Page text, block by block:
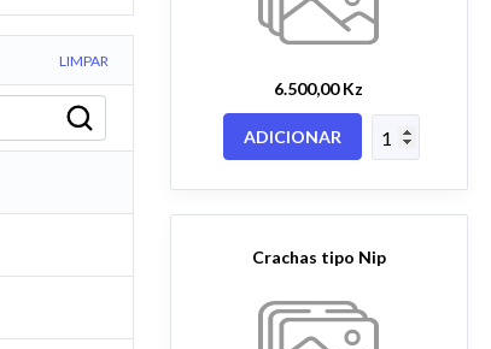
LIMPAR
6.500,00 Kz
ADICIONAR
Crachas tipo Nip